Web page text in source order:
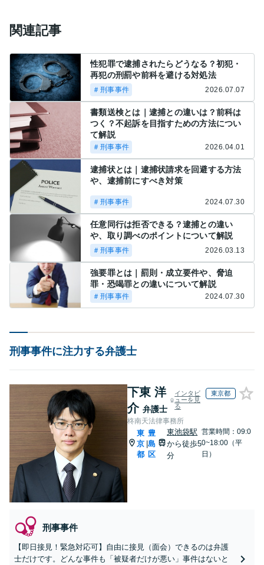
関連記事
性犯罪で逮捕されたらどうなる？初犯・
再犯の刑罰や前科を避ける対処法
＃刑事事件 2026.07.07
書類送検とは｜逮捕との違いは？前科は
つく？不起訴を目指すための方法につい
て解説
＃刑事事件 2026.04.01
逮捕状とは｜逮捕状請求を回避する方法
や、逮捕前にすべき対策
＃刑事事件 2024.07.30
任意同行は拒否できる？逮捕との違い
や、取り調べのポイントについて解説
＃刑事事件 2026.03.13
強要罪とは｜罰則・成立要件や、脅迫
罪・恐喝罪との違いについて解説
＃刑事事件 2024.07.30
刑事事件に注力する弁護士
下東 洋
介 弁護士
インタビ
ューを見
る
東京都
柊南天法律事務所
東
京
都
|
豊
島
区
東池袋駅
から徒歩5
分
営業時間：09:0
0~18:00（平
日）
刑事事件
【即日接見！緊急対応可】自由に接見（面会）できるのは弁護
士だけです。どんな事件も「被疑者だけが悪い」事件はないと